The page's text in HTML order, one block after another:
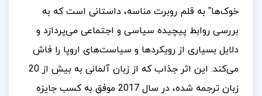
خوک‌ها” به قلم روبرت مناسه، داستانی است که به
بررسی روابط پیچیده سیاسی و اجتماعی می‌پردازد و
دلایل بسیاری از رویکردها و سیاست‌های اروپا را فاش
می‌کند. این اثر جذاب که از زبان آلمانی به بیش از 20
زبان ترجمه شده، در سال 2017 موفق به کسب جایزه